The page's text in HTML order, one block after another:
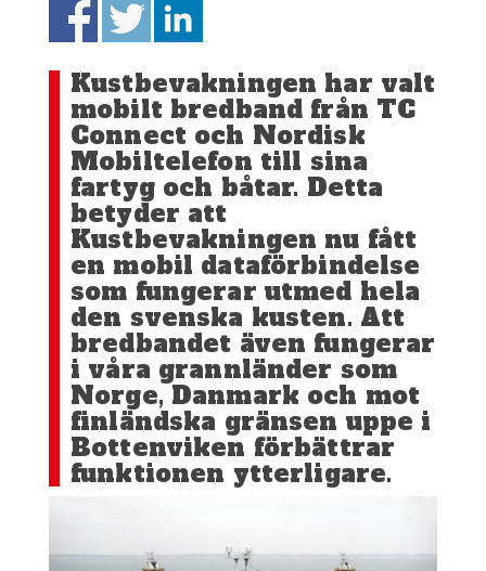
Kustbevakningen har valt
mobilt bredband från TC
Connect och Nordisk
Mobiltelefon till sina
fartyg och båtar. Detta
betyder att
Kustbevakningen nu fått
en mobil dataförbindelse
som fungerar utmed hela
den svenska kusten. Att
bredbandet även fungerar
i våra grannländer som
Norge, Danmark och mot
finländska gränsen uppe i
Bottenviken förbättrar
funktionen ytterligare.